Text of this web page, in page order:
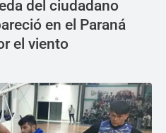
del ciudadano
en el Paraná
el viento